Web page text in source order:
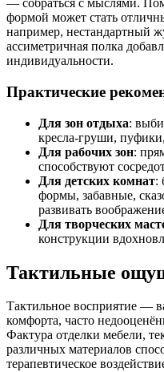
— собраться с мыслями.
формой может стать
например, нестандартный
ассиметричная полка
индивидуальности.
Практические
Для зон отдыха:
кресла-груши,
Для рабочих зон:
способствуют
Для детских комнат:
формы, забавные,
развивать
Для творческих
конструкции
Тактильные
Тактильное восприятие —
комфорта, часто
Фактура отделки мебели,
различных материалов
терапевтическое